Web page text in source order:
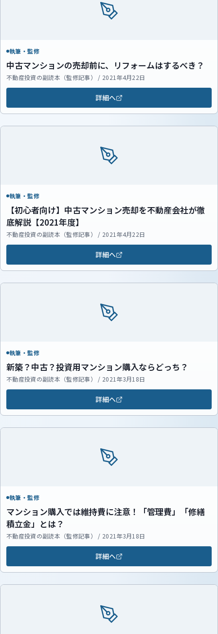
執筆・監修
中古マンションの売却前に、リフォームはするべき？
不動産投資の副読本（監修記事） / 2021年4月22日
詳細へ
執筆・監修
【初心者向け】中古マンション売却を不動産会社が徹
底解説【2021年度】
不動産投資の副読本（監修記事） / 2021年4月22日
詳細へ
執筆・監修
新築？中古？投資用マンション購入ならどっち？
不動産投資の副読本（監修記事） / 2021年3月18日
詳細へ
執筆・監修
マンション購入では維持費に注意！「管理費」「修繕
積立金」とは？
不動産投資の副読本（監修記事） / 2021年3月18日
詳細へ